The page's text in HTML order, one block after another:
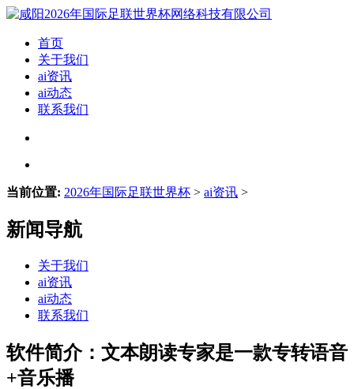
首页
关于我们
ai资讯
ai动态
联系我们
当前位置: 2026年国际足联世界杯 > ai资讯 >
新闻导航
关于我们
ai资讯
ai动态
联系我们
软件简介：文本朗读专家是一款专转语音
+音乐播